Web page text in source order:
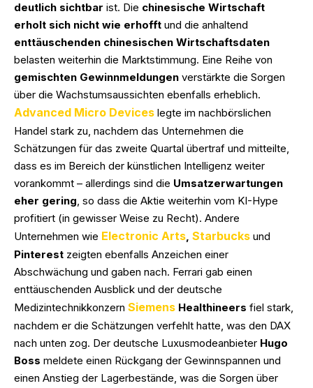
deutlich sichtbar ist. Die chinesische Wirtschaft
erholt sich nicht wie erhofft und die anhaltend
enttäuschenden chinesischen Wirtschaftsdaten
belasten weiterhin die Marktstimmung. Eine Reihe von
gemischten Gewinnmeldungen verstärkte die Sorgen
über die Wachstumsaussichten ebenfalls erheblich.
Advanced Micro Devices legte im nachbörslichen
Handel stark zu, nachdem das Unternehmen die
Schätzungen für das zweite Quartal übertraf und mitteilte,
dass es im Bereich der künstlichen Intelligenz weiter
vorankommt – allerdings sind die Umsatzerwartungen
eher gering, so dass die Aktie weiterhin vom KI-Hype
profitiert (in gewisser Weise zu Recht). Andere
Unternehmen wie Electronic Arts, Starbucks und
Pinterest zeigten ebenfalls Anzeichen einer
Abschwächung und gaben nach. Ferrari gab einen
enttäuschenden Ausblick und der deutsche
Medizintechnikkonzern Siemens Healthineers fiel stark,
nachdem er die Schätzungen verfehlt hatte, was den DAX
nach unten zog. Der deutsche Luxusmodeanbieter Hugo
Boss meldete einen Rückgang der Gewinnspannen und
einen Anstieg der Lagerbestände, was die Sorgen über